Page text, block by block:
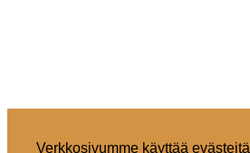
Verkkosivumme käyttää evästeitä